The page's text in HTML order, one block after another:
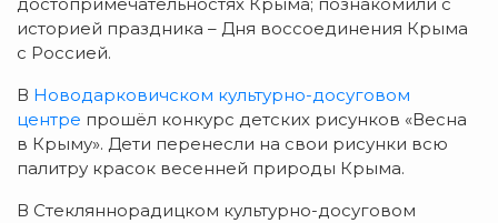
достопримечательностях Крыма; познакомили с
историей праздника – Дня воссоединения Крыма
с Россией.
В Новодарковичском культурно-досуговом
центре прошёл конкурс детских рисунков «Весна
в Крыму». Дети перенесли на свои рисунки всю
палитру красок весенней природы Крыма.
В Стекляннорадицком культурно-досуговом